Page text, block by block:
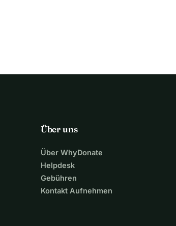
Über uns
Über WhyDonate
Helpdesk
Gebühren
Kontakt Aufnehmen